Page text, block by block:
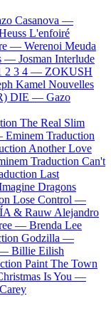
Casanova —
L'enfoiré
— Werenoi Meuda
— Josman Interlude
2 3 4 — ZOKUSH
Kamel Nouvelles
DIE — Gazo
The Real Slim
Eminem Traduction
Another Love
Traduction Can't
Last
Dragons
Lose Control —
& Rauw Alejandro
— Brenda Lee
Godzilla —
— Billie Eilish
Paint The Town
Is You —